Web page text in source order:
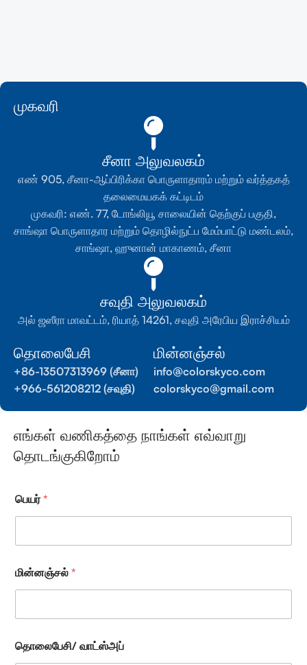
முகவரி
சீனா அலுவலகம்
எண் 905, சீனா-ஆப்பிரிக்கா பொருளாதாரம் மற்றும் வர்த்தகத்
தலைமையகக் கட்டிடம்
முகவரி: எண். 77, டோங்லியூ சாலையின் தெற்குப் பகுதி,
சாங்ஷா பொருளாதார மற்றும் தொழில்நுட்ப மேம்பாட்டு மண்டலம்,
சாங்ஷா, ஹுனான் மாகாணம், சீனா
சவுதி அலுவலகம்
அல் ஜஸீரா மாவட்டம், ரியாத் 14261, சவுதி அரேபிய இராச்சியம்
தொலைபேசி
+86-13507313969 (சீனா)
+966-561208212 (சவுதி)
மின்னஞ்சல்
info@colorskyco.com
colorskyco@gmail.com
எங்கள் வணிகத்தை நாங்கள் எவ்வாறு
தொடங்குகிறோம்
று
வ
த்
ன்
செ
ய்
க
வா
பெயர்*
மின்னஞ்சல் *
தொலைபேசி/ வாட்ஸ்அப்